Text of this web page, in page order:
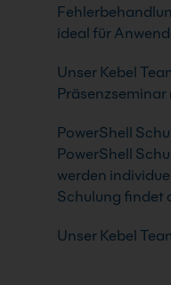
ideal für
Unser Kebel
PowerShell
PowerShell
werden
Schulung findet
Unser Kebel